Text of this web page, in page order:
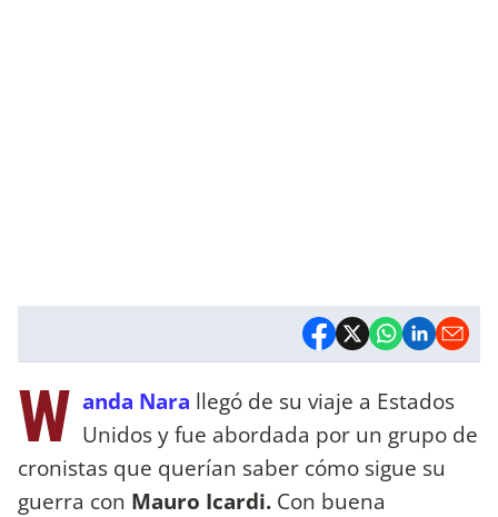
W anda Nara llegó de su viaje a Estados
Unidos y fue abordada por un grupo de
cronistas que querían saber cómo sigue su
guerra con Mauro Icardi. Con buena